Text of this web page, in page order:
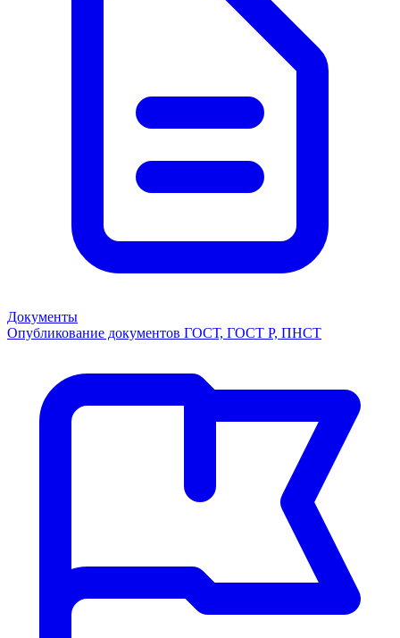
Документы
Опубликование документов ГОСТ, ГОСТ Р, ПНСТ